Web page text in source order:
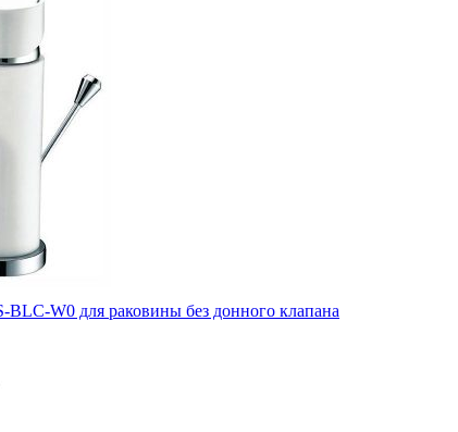
W0 для раковины без донного клапана